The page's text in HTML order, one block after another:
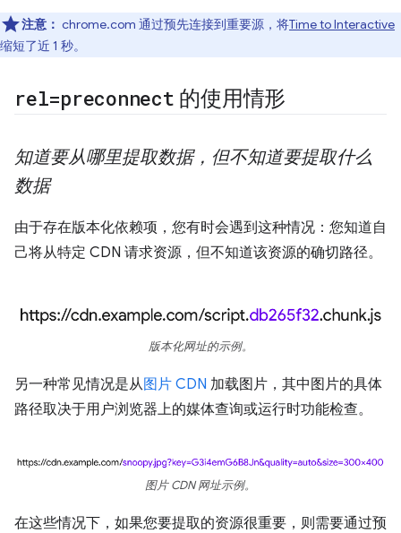
注意： chrome.com 通过预先连接到重要源，将Time to Interactive
缩短了近 1 秒。
rel=preconnect 的使用情形
知道要从哪里提取数据，但不知道要提取什么
数据
由于存在版本化依赖项，您有时会遇到这种情况：您知道自
己将从特定 CDN 请求资源，但不知道该资源的确切路径。
版本化网址的示例。
另一种常见情况是从图片 CDN 加载图片，其中图片的具体
路径取决于用户浏览器上的媒体查询或运行时功能检查。
图片 CDN 网址示例。
在这些情况下，如果您要提取的资源很重要，则需要通过预